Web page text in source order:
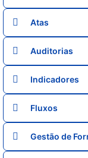
Atas
Auditorias
Indicadores
Fluxos
Gestão de